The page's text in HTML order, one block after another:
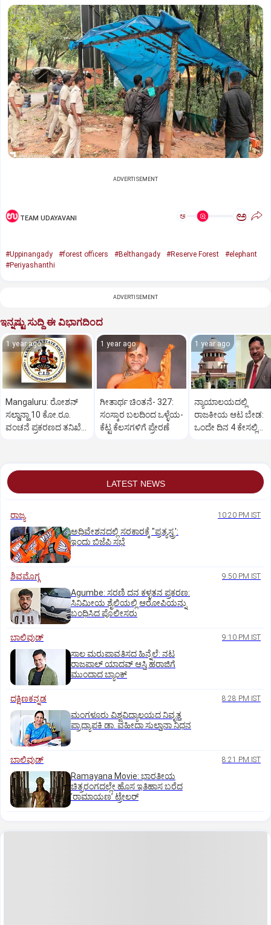
ADVERTISEMENT
TEAM UDAYAVANI ಅ ಅ
#Uppinangady #forest officers #Belthangady #Reserve Forest
#elephant
#Periyashanthi
ADVERTISEMENT
ಇನ್ನಷ್ಟು ಸುದ್ದಿ ಈ ವಿಭಾಗದಿಂದ
1 year ago
Mangaluru: ರೋಶನ್‌
ಸಲ್ಡಾನ್ಹಾ 10 ಕೋ.ರೂ.
ವಂಚನೆ ಪ್ರಕರಣದ ತನಿಖೆ
1 year ago
ಗೀತಾರ್ಥ ಚಿಂತನೆ- 327:
ಸಂಸ್ಕಾರ ಬಲದಿಂದ ಒಳ್ಳೆಯ-
ಕೆಟ್ಟ ಕೆಲಸಗಳಿಗೆ ಪ್ರೇರಣೆ
1 year ago
ನ್ಯಾಯಾಲಯದಲ್ಲಿ
ರಾಜಕೀಯ ಆಟ ಬೇಡ:
ಒಂದೇ ದಿನ 4 ಕೇಸಲ್ಲಿ
LATEST NEWS
ರಾಜ್ಯ 10:20 PM IST
ಅಧಿವೇಶನದಲ್ಲಿ ಸರಕಾರಕ್ಕೆ "ಪ್ರತ್ಯಸ್ತ್ರ':
ಇಂದು ಬಿಜೆಪಿ ಸಭೆ
ಶಿವಮೊಗ್ಗ 9:50 PM IST
Agumbe: ಸರಣಿ ದನ ಕಳ್ಳತನ ಪ್ರಕರಣ:
ಸಿನಿಮೀಯ ಶೈಲಿಯಲ್ಲಿ ಆರೋಪಿಯನ್ನು
ಬಂಧಿಸಿದ ಪೊಲೀಸರು
ಬಾಲಿವುಡ್‌ 9:10 PM IST
ಸಾಲ ಮರುಪಾವತಿಸದ ಹಿನ್ನೆಲೆ: ನಟ
ರಾಜಪಾಲ್ ಯಾದವ್‌ ಆಸ್ತಿ ಹರಾಜಿಗೆ
ಮುಂದಾದ ಬ್ಯಾಂಕ್
ದಕ್ಷಿಣಕನ್ನಡ 8:28 PM IST
ಮಂಗಳೂರು ವಿಶ್ವವಿದ್ಯಾಲಯದ ನಿವೃತ್ತ
ಪ್ರಾಧ್ಯಾಪಕಿ ಡಾ. ವಹೀದಾ ಸುಲ್ತಾನಾ ನಿಧನ
ಬಾಲಿವುಡ್‌ 8:21 PM IST
Ramayana Movie: ಭಾರತೀಯ
ಚಿತ್ರರಂಗದಲ್ಲೇ ಹೊಸ ಇತಿಹಾಸ ಬರೆದ
ʼರಾಮಾಯಣʼ ಟ್ರೇಲರ್